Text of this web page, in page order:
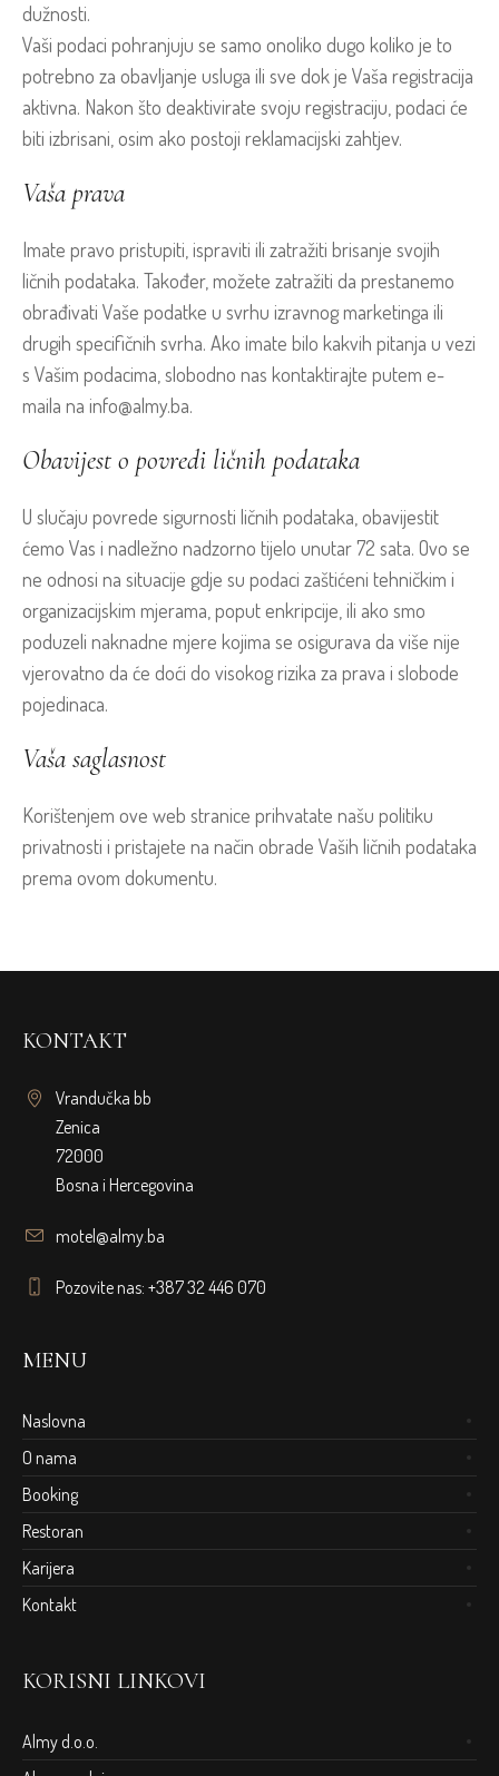
dužnosti.
Vaši podaci pohranjuju se samo onoliko dugo koliko je to
potrebno za obavljanje usluga ili sve dok je Vaša registracija
aktivna. Nakon što deaktivirate svoju registraciju, podaci će
biti izbrisani, osim ako postoji reklamacijski zahtjev.
Vaša prava
Imate pravo pristupiti, ispraviti ili zatražiti brisanje svojih
ličnih podataka. Također, možete zatražiti da prestanemo
obrađivati Vaše podatke u svrhu izravnog marketinga ili
drugih specifičnih svrha. Ako imate bilo kakvih pitanja u vezi
s Vašim podacima, slobodno nas kontaktirajte putem e-
maila na info@almy.ba.
Obavijest o povredi ličnih podataka
U slučaju povrede sigurnosti ličnih podataka, obavijestit
ćemo Vas i nadležno nadzorno tijelo unutar 72 sata. Ovo se
ne odnosi na situacije gdje su podaci zaštićeni tehničkim i
organizacijskim mjerama, poput enkripcije, ili ako smo
poduzeli naknadne mjere kojima se osigurava da više nije
vjerovatno da će doći do visokog rizika za prava i slobode
pojedinaca.
Vaša saglasnost
Korištenjem ove web stranice prihvatate našu politiku
privatnosti i pristajete na način obrade Vaših ličnih podataka
prema ovom dokumentu.
KONTAKT
Vrandučka bb
Zenica
72000
Bosna i Hercegovina
motel@almy.ba
Pozovite nas: +387 32 446 070
MENU
Naslovna
O nama
Booking
Restoran
Karijera
Kontakt
KORISNI LINKOVI
Almy d.o.o.